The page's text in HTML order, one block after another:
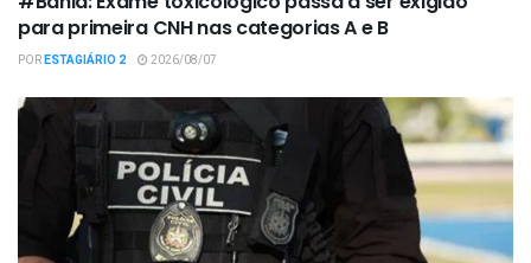
para primeira CNH nas categorias A e B
PORESTAGIÁRIO 2 2026/08/07